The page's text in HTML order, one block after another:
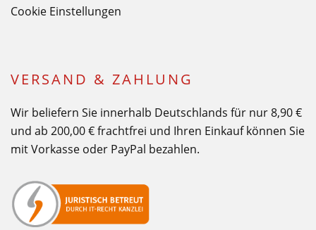
Cookie Einstellungen
VERSAND & ZAHLUNG
Wir beliefern Sie innerhalb Deutschlands für nur 8,90 €
und ab 200,00 € frachtfrei und Ihren Einkauf können Sie
mit Vorkasse oder PayPal bezahlen.